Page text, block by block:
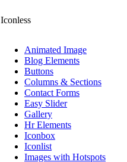
Iconless
Animated Image
Blog Elements
Buttons
Columns & Sections
Contact Forms
Easy Slider
Gallery
Hr Elements
Iconbox
Iconlist
Images with Hotspots